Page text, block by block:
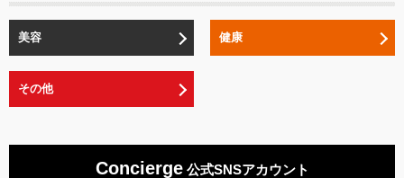
美容 健康
その他
Concierge公式SNSアカウント